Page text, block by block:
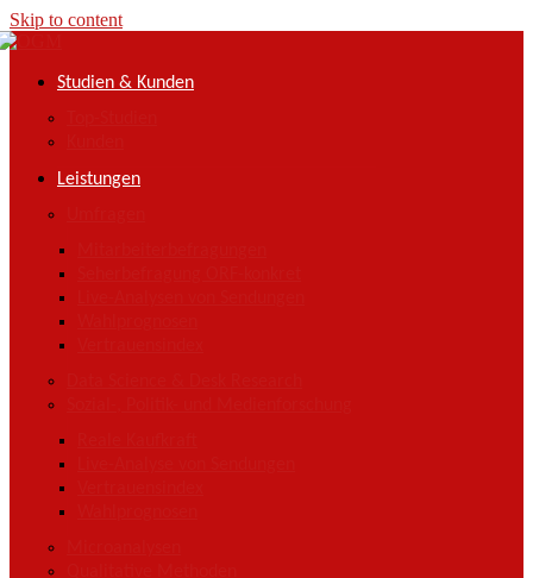
Skip to content
Studien & Kunden
Leistungen